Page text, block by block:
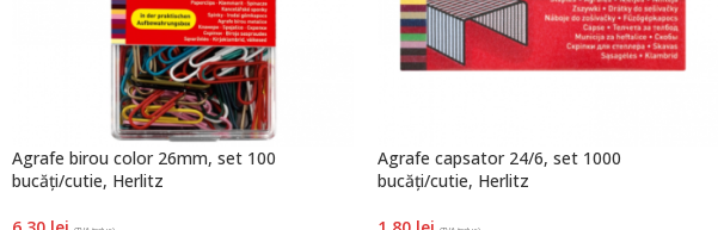
Agrafe birou color 26mm, set 100
bucăți/cutie, Herlitz
Agrafe capsator 24/6, set 1000
bucăți/cutie, Herlitz